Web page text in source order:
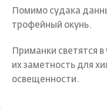
Помимо судака
трофейный окунь.
Приманки светятся
их заметность для
освещенности.